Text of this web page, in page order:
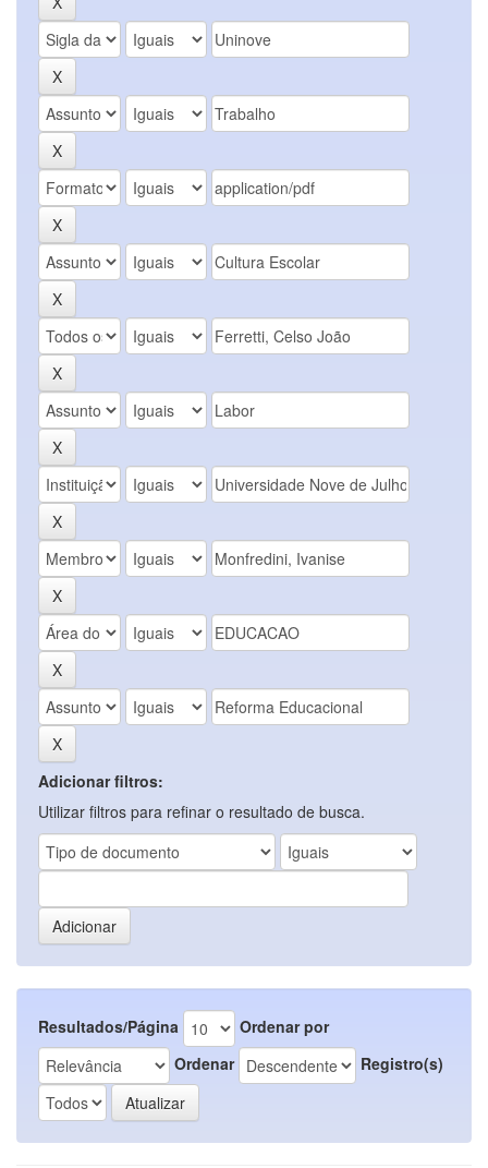
Adicionar filtros:
Utilizar filtros para refinar o resultado de busca.
Resultados/Página
Ordenar por
Ordenar
Registro(s)